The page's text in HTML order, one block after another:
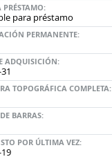
PRÉSTAMO:
para préstamo
PERMANENTE:
ADQUISICIÓN:
TOPOGRÁFICA COMPLETA:
BARRAS:
POR ÚLTIMA VEZ: